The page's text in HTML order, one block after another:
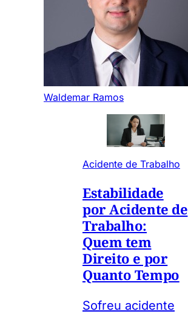
Waldemar Ramos
Acidente de Trabalho
Estabilidade
por Acidente de
Trabalho:
Quem tem
Direito e por
Quanto Tempo
Sofreu acidente